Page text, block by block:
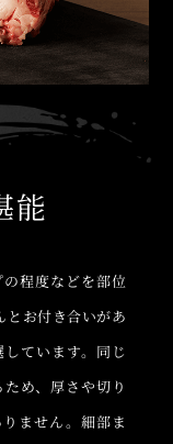
能
程度などを部位
とお付き合いがあ
ています。同じ
め、厚さや切り
ません。細部ま